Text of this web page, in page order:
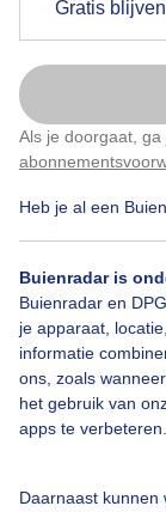
Gratis
Als je doorgaat,
Heb je al een
Buienradar is
Buienradar en
je apparaat,
informatie
ons, zoals
het gebruik van
apps te verbeteren.
Daarnaast kunnen
Wat een
en vliegtuigen
Door: #misleintje
Vliegveld
Bekijk slideshow